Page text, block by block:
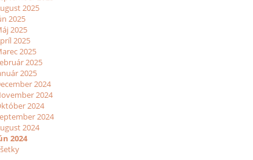
2025
2025
2025
2025
2025
2025
2025
2024
2024
2024
2024
2024
2024